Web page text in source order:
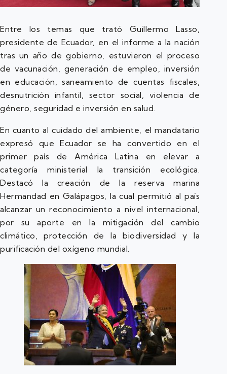
Entre los temas que trató Guillermo Lasso,
presidente de Ecuador, en el informe a la nación
tras un año de gobierno, estuvieron el proceso
de vacunación, generación de empleo, inversión
en educación, saneamiento de cuentas fiscales,
desnutrición infantil, sector social, violencia de
género, seguridad e inversión en salud.
En cuanto al cuidado del ambiente, el mandatario
expresó que Ecuador se ha convertido en el
primer país de América Latina en elevar a
categoría ministerial la transición ecológica.
Destacó la creación de la reserva marina
Hermandad en Galápagos, la cual permitió al país
alcanzar un reconocimiento a nivel internacional,
por su aporte en la mitigación del cambio
climático, protección de la biodiversidad y la
purificación del oxígeno mundial.